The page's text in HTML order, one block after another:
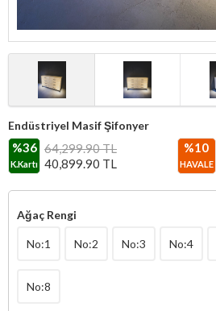
Endüstriyel Masif Şifonyer
%36
K.Kartı
64,299.90 TL
40,899.90 TL
%10
HAVALE
Ağaç Rengi
No:1 No:2 No:3 No:4
No:8